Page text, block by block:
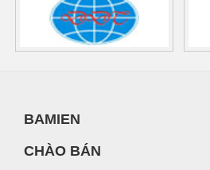
BAMIEN
CHÀO BÁN